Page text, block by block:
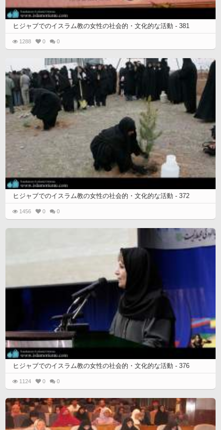
ヒジャブでのイスラム教の女性の社会的・文化的な活動 - 381
1288 0 0
ヒジャブでのイスラム教の女性の社会的・文化的な活動 - 372
1456 0 0
ヒジャブでのイスラム教の女性の社会的・文化的な活動 - 376
1124 0 0